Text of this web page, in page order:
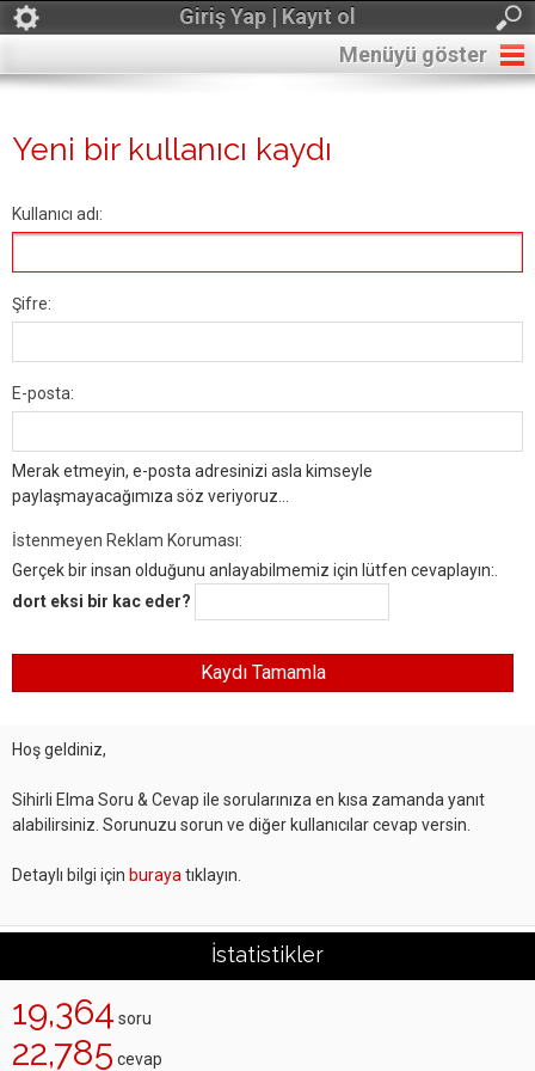
Giriş Yap | Kayıt ol
Menüyü göster
Yeni bir kullanıcı kaydı
Kullanıcı adı:
Şifre:
E-posta:
Merak etmeyin, e-posta adresinizi asla kimseyle
paylaşmayacağımıza söz veriyoruz...
İstenmeyen Reklam Koruması:
Gerçek bir insan olduğunu anlayabilmemiz için lütfen cevaplayın:.
dort eksi bir kac eder?
Hoş geldiniz,
Sihirli Elma Soru & Cevap ile sorularınıza en kısa zamanda yanıt
alabilirsiniz. Sorunuzu sorun ve diğer kullanıcılar cevap versin.
Detaylı bilgi için buraya tıklayın.
İstatistikler
19,364 soru
22,785 cevap